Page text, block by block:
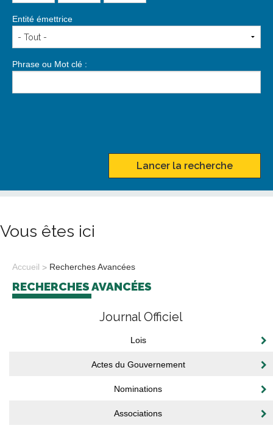
Entité émettrice
Phrase ou Mot clé :
Lancer la recherche
Vous êtes ici
Accueil Recherches Avancées
RECHERCHES AVANCÉES
Journal Officiel
Lois
Actes du Gouvernement
Nominations
Associations